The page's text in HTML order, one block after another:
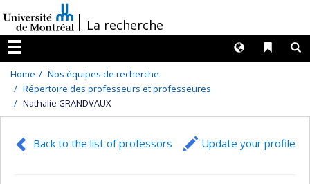
au
contenu
/La recherche
Menu
Liens
Langues
Home
Nos équipes de recherche
Répertoire des professeurs et professeures
Nathalie GRANDVAUX
Back to the list of professors Update your profile